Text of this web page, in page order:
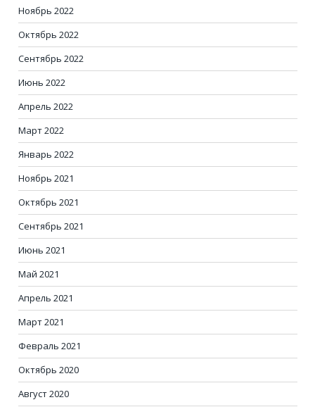
Ноябрь 2022
Октябрь 2022
Сентябрь 2022
Июнь 2022
Апрель 2022
Март 2022
Январь 2022
Ноябрь 2021
Октябрь 2021
Сентябрь 2021
Июнь 2021
Май 2021
Апрель 2021
Март 2021
Февраль 2021
Октябрь 2020
Август 2020